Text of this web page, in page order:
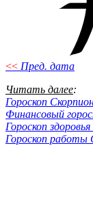
<< Пред. дата
Читать далее:
Гороскоп
Финансовый
Гороскоп
Гороскоп работы